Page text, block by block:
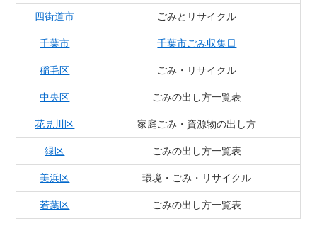
四街道市 ごみとリサイクル
千葉市 千葉市ごみ収集日
稲毛区 ごみ・リサイクル
中央区 ごみの出し方一覧表
花見川区 家庭ごみ・資源物の出し方
緑区 ごみの出し方一覧表
美浜区 環境・ごみ・リサイクル
若葉区 ごみの出し方一覧表